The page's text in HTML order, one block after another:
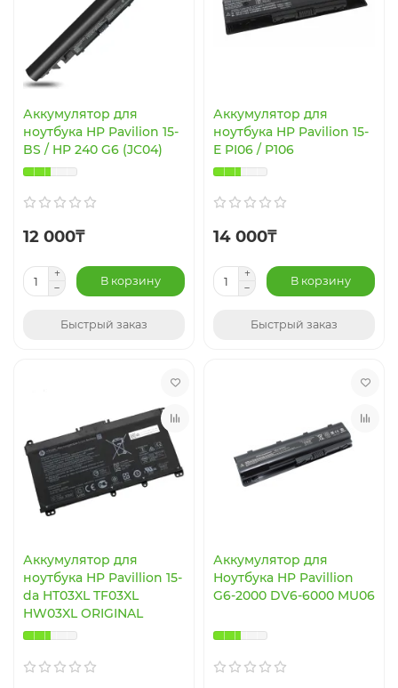
Аккумулятор для
ноутбука HP Pavilion 15-
BS / HP 240 G6 (JC04)
12 000₸
В корзину
Быстрый заказ
Аккумулятор для
ноутбука HP Pavilion 15-
E PI06 / P106
14 000₸
В корзину
Быстрый заказ
Аккумулятор для
ноутбука HP Pavillion 15-
da HT03XL TF03XL
HW03XL ORIGINAL
Аккумулятор для
Ноутбука HP Pavillion
G6-2000 DV6-6000 MU06